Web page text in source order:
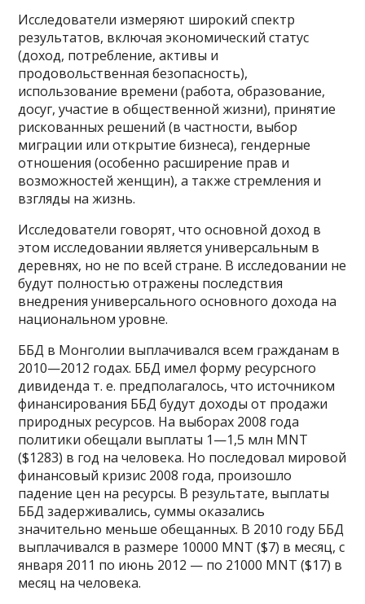
Исследователи измеряют широкий спектр
результатов, включая экономический статус
(доход, потребление, активы и
продовольственная безопасность),
использование времени (работа, образование,
досуг, участие в общественной жизни), принятие
рискованных решений (в частности, выбор
миграции или открытие бизнеса), гендерные
отношения (особенно расширение прав и
возможностей женщин), а также стремления и
взгляды на жизнь.
Исследователи говорят, что основной доход в
этом исследовании является универсальным в
деревнях, но не по всей стране. В исследовании не
будут полностью отражены последствия
внедрения универсального основного дохода на
национальном уровне.
ББД в Монголии выплачивался всем гражданам в
2010—2012 годах. ББД имел форму ресурсного
дивиденда т. е. предполагалось, что источником
финансирования ББД будут доходы от продажи
природных ресурсов. На выборах 2008 года
политики обещали выплаты 1—1,5 млн MNT
($1283) в год на человека. Но последовал мировой
финансовый кризис 2008 года, произошло
падение цен на ресурсы. В результате, выплаты
ББД задерживались, суммы оказались
значительно меньше обещанных. В 2010 году ББД
выплачивался в размере 10000 MNT ($7) в месяц, с
января 2011 по июнь 2012 — по 21000 MNT ($17) в
месяц на человека.